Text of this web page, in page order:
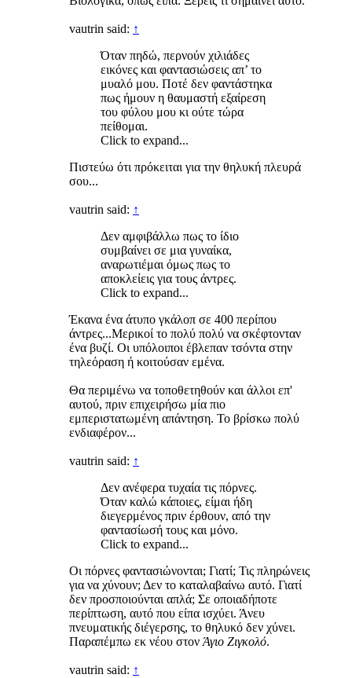
vautrin said: ↑
Όταν πηδώ, περνούν χιλιάδες
εικόνες και φαντασιώσεις απ’ το
μυαλό μου. Ποτέ δεν φαντάστηκα
πως ήμουν η θαυμαστή εξαίρεση
του φύλου μου κι ούτε τώρα
πείθομαι.
Click to expand...
Πιστεύω ότι πρόκειται για την θηλυκή πλευρά
σου...
vautrin said: ↑
Δεν αμφιβάλλω πως το ίδιο
συμβαίνει σε μια γυναίκα,
αναρωτιέμαι όμως πως το
αποκλείεις για τους άντρες.
Click to expand...
Έκανα ένα άτυπο γκάλοπ σε 400 περίπου
άντρες...Μερικοί το πολύ πολύ να σκέφτονταν
ένα βυζί. Οι υπόλοιποι έβλεπαν τσόντα στην
τηλεόραση ή κοιτούσαν εμένα.
Θα περιμένω να τοποθετηθούν και άλλοι επ'
αυτού, πριν επιχειρήσω μία πιο
εμπεριστατωμένη απάντηση. Το βρίσκω πολύ
ενδιαφέρον...
vautrin said: ↑
Δεν ανέφερα τυχαία τις πόρνες.
Όταν καλώ κάποιες, είμαι ήδη
διεγερμένος πριν έρθουν, από την
φαντασίωσή τους και μόνο.
Click to expand...
Οι πόρνες φαντασιώνονται; Γιατί; Τις πληρώνεις
για να χύνουν; Δεν το καταλαβαίνω αυτό. Γιατί
δεν προσποιούνται απλά; Σε οποιαδήποτε
περίπτωση, αυτό που είπα ισχύει. Άνευ
πνευματικής διέγερσης, το θηλυκό δεν χύνει.
Παραπέμπω εκ νέου στον Άγιο Ζιγκολό.
vautrin said: ↑